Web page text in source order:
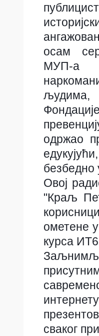
осам
МУП-а
људима,
одржао
безбедно
Овој
"Краљ
ометене
курса
сваког